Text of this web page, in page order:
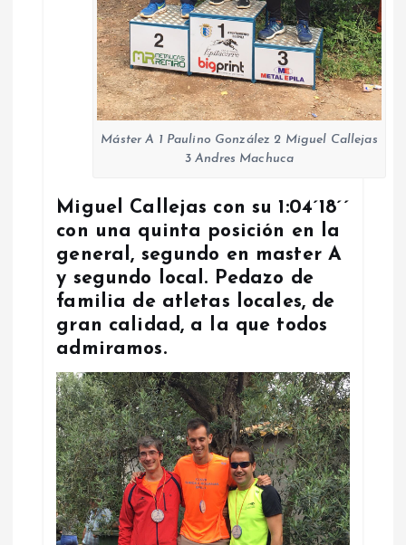
Máster A 1 Paulino González 2 Miguel Callejas
3 Andres Machuca
Miguel Callejas con su 1:04´18´´
con una quinta posición en la
general, segundo en master A
y segundo local. Pedazo de
familia de atletas locales, de
gran calidad, a la que todos
admiramos.